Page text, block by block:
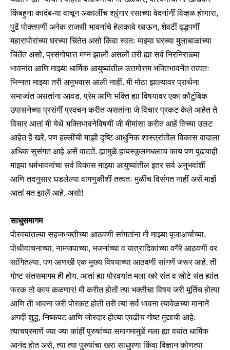
किंबहुना कादंब-या वाचून अकालींच श्रृंगार रसाच्या वेदनांनीं विव्हळ होणारा,
पुढें पोक्तपणीं अनेक राजसी भावनांचे हेलकावे खाऊन, शेवटीं वृद्धपणीं
महारापोरांच्या घरच्या चिंतेत असो किंवा स्वतः माझ्या घरच्या मुलाबाळांच्या
चिंतेंत असो, प्रसंगोपात्त मग्न झालों असलों तरी ह्या सर्व निरनिराळ्या
भावनांत आणि माझ्या धार्मिक आयुष्यांतील उत्तमोत्तम भक्तिभावनेंत तत्वतः
भिन्नता माझ्या तरी अनुभवास आली नाहीं. मी मोठा झाल्यावर प्रार्थना
समाजांत असतांना आवड, प्रेम आणि भक्ति ह्या विषयावर एका कौटुंबिक
उपासनेच्या प्रसंगीं प्रवचन करीत असतांना जे विचार प्रकट केले आहेत ते
विचार आतां मी येथें भक्तिभावनेविषयीं जी मीमांसा करीत आहें तिच्या उलट
आहेत हें खरें. पण हल्लींची माझी दृष्टि आधुनिक शास्त्रांतील विकास वादाला
अधिक सुसंगत आहे असें वाटतें. ह्यामुळें हायस्कूलमधलाच काय पण पुढचाही
माझ्या धर्मभावनांचा सर्व विकास माझ्या आयुष्यांतील इतर सर्व अनुभवांशीं
आणि तदनुसार घडलेल्या वागणुकीशीं तत्वतः मुळींच विसंगत नाहीं असें माझें
आतां मत झालें आहे. असो!
साधुसमागम
पोरवयांतल्या सहजभक्तीच्या आठवणी सांगतांना मी माझ्या पूजाअर्चाच्या,
पोथीवाचनाच्या, नामजपाच्या, भजनांच्या व यात्रादिकांच्या वगैरे आठवणी वर
सांगितल्या. पण आणखी एक मुख्य विषयाच्या आठवणी सांगणें जरूर आहे. ती
गोष्ट संतसमागम ही होय. आतां ह्या पोरवयांत मला खरे संत व खोटे संत ह्यांत
फरक तो काय कळणार! मी करीत होतों त्या भक्तीचा विषय जरी मूर्तिच होत्या
आणि ती भावना जरी पोरकट होती तरी त्या सर्व भावना त्यावेळच्या मानानें
अगदीं शुद्ध, निष्कपट आणि जोरदार होत्या एवढीच गोष्ट मुद्याची आहे.
त्याचप्रमाणें ज्या ज्या कांहीं पुरुषांच्या समागमामुळें मला ह्या वयांत धार्मिक
आनंद होत असे, त्या त्या पुरुषांचा खरा साधुपणा किंवा विज्ञान कोणत्या